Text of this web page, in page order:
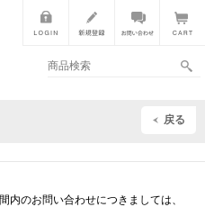
戻る
内のお問い合わせにつきましては、